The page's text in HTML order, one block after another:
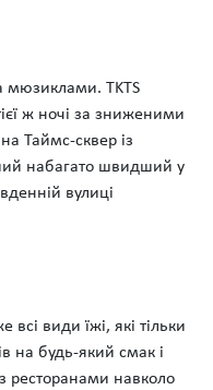
мюзиклами. TKTS
ж ночі за зниженими
Таймс-сквер із
набагато швидший у
вулиці
види їжі, які тільки
на будь-який смак і
ресторанами навколо